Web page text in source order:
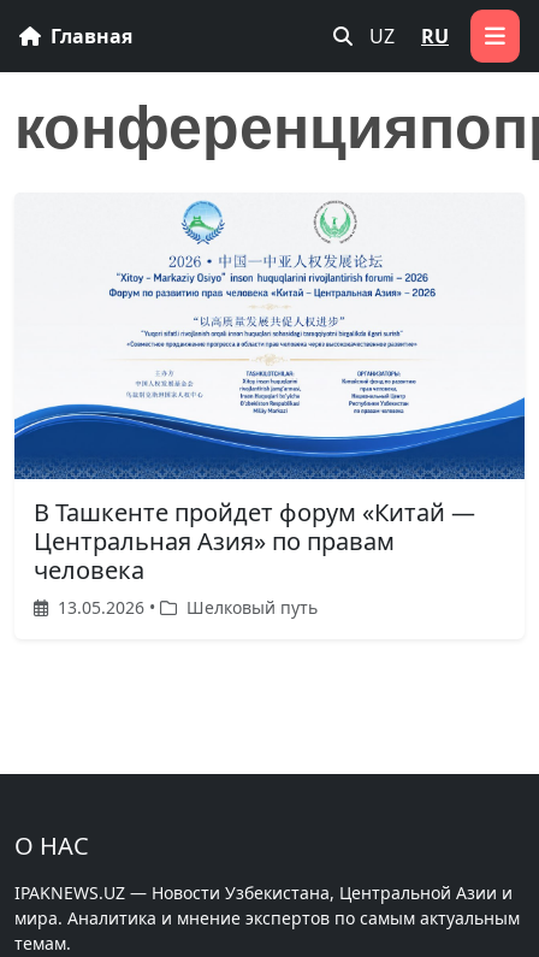
Главная UZ RU
В Ташкенте пройдет форум «Китай —
Центральная Азия» по правам
человека
13.05.2026 • Шелковый путь
О НАС
IPAKNEWS.UZ — Новости Узбекистана, Центральной Азии и
мира. Аналитика и мнение экспертов по самым актуальным
темам.